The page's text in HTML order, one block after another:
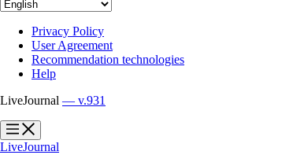
Privacy Policy
User Agreement
Recommendation technologies
Help
LiveJournal — v.931
?
?
LiveJournal